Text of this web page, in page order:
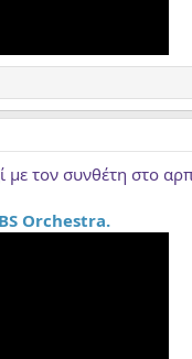
με τον συνθέτη στο
Orchestra.